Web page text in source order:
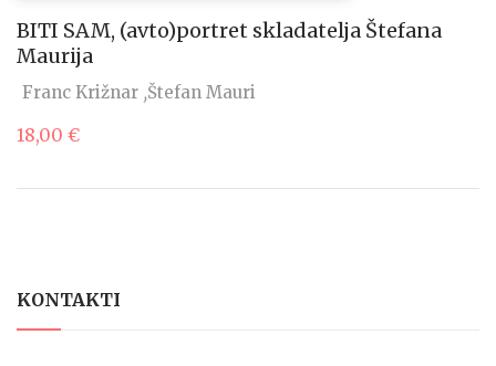
BITI SAM, (avto)portret skladatelja Štefana
Maurija
Franc Križnar Štefan Mauri
18,00 €
KONTAKTI